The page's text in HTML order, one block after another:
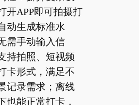
开APP即可拍摄打
动生成标准水
需手动输入信
持拍照、短视频
卡形式，满足不
记录需求；离线
也能正常打卡，